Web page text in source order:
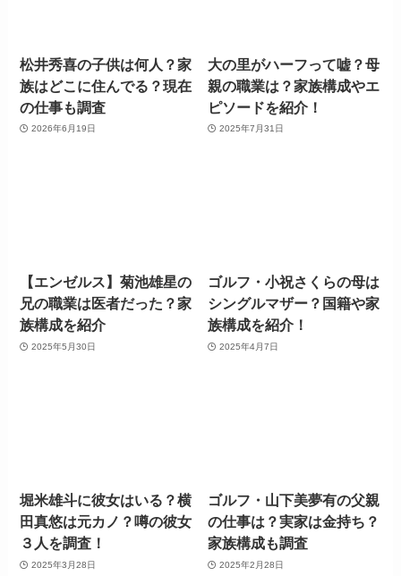
松井秀喜の子供は何人？家
族はどこに住んでる？現在
の仕事も調査
2026年6月19日
大の里がハーフって嘘？母
親の職業は？家族構成やエ
ピソードを紹介！
2025年7月31日
【エンゼルス】菊池雄星の
兄の職業は医者だった？家
族構成を紹介
2025年5月30日
ゴルフ・小祝さくらの母は
シングルマザー？国籍や家
族構成を紹介！
2025年4月7日
堀米雄斗に彼女はいる？横
田真悠は元カノ？噂の彼女
３人を調査！
2025年3月28日
ゴルフ・山下美夢有の父親
の仕事は？実家は金持ち？
家族構成も調査
2025年2月28日